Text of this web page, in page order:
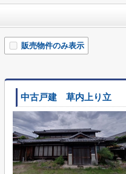
販売物件のみ表示
中古戸建 草内上り立